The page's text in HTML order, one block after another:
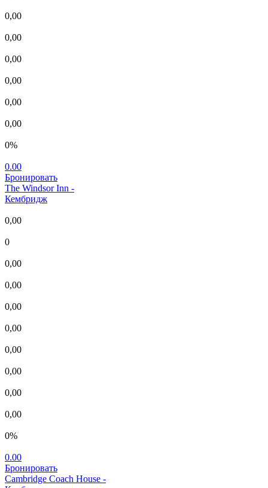
0,00
0,00
0,00
0,00
0,00
0,00
0%
0.00
Бронировать
The Windsor Inn -
Кембридж
0,00
0
0,00
0,00
0,00
0,00
0,00
0,00
0,00
0,00
0%
0.00
Бронировать
Cambridge Coach House -